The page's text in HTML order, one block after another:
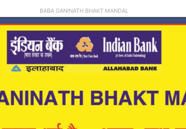
BABA GANINATH BHAKT MANDAL